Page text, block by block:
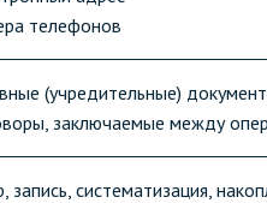
телефонов
(учредительные)
заключаемые между
запись, систематизация,